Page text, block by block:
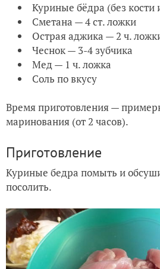
Куриные бёдра (без кости
Сметана — 4 ст. ложки
Острая аджика — 2 ч.
Чеснок — 3-4 зубчика
Мед — 1 ч. ложка
Соль по вкусу
Время приготовления —
маринования (от 2 часов).
Приготовление
Куриные бедра помыть и
посолить.